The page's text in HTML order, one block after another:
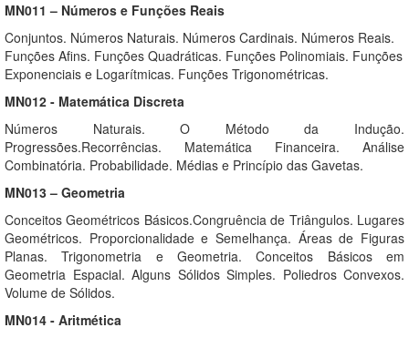
MN011 – Números e Funções Reais
Conjuntos. Números Naturais. Números Cardinais. Números Reais.
Funções Afins. Funções Quadráticas. Funções Polinomiais. Funções
Exponenciais e Logarítmicas. Funções Trigonométricas.
MN012 - Matemática Discreta
Números Naturais. O Método da Indução.
Progressões.Recorrências. Matemática Financeira. Análise
Combinatória. Probabilidade. Médias e Princípio das Gavetas.
MN013 – Geometria
Conceitos Geométricos Básicos.Congruência de Triângulos. Lugares
Geométricos. Proporcionalidade e Semelhança. Áreas de Figuras
Planas. Trigonometria e Geometria. Conceitos Básicos em
Geometria Espacial. Alguns Sólidos Simples. Poliedros Convexos.
Volume de Sólidos.
MN014 - Aritmética